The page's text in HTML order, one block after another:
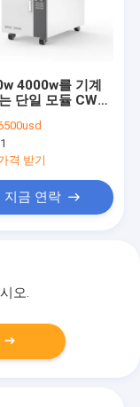
4000w를 기계
단일 모듈 CW
1
격 받기
지금 연락
오.